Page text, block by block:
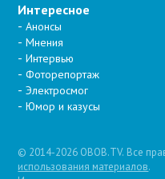
Интересное
Анонсы
Мнения
Интервью
Фоторепортаж
Электросмог
Юмор и казусы
© 2014-2026 OBOB.TV. Все
использования материалов.